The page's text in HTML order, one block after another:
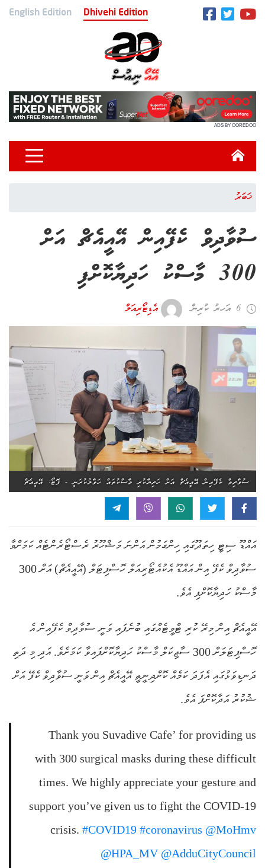
English Edition Dhivehi Edition
ADS BY OOREDOO
ޚަބަރު
ސުވާދިވް ކެފޭއިން އޭއީއެޗް އަށް
300 މާސްކު ހަދިޔާކޮށްފި
6 އަހރު ކުރިން އެޑިޓޯރިއަލް
ސުވާދިވް ކެފޭއިން އޭއީއެޗް އަށް ހަދިޔާކުރި މާސްކުތައް ހަވާލުކުރަނީ - ފޮޓޯ: އޭއީއެޗް
އައްޑޫ ސިޓީ ހިތަދޫގައި ހިންގަމުން އަންނަ މަޝްހޫރު ރެސްޓޯރެންޓެއް ކަމަށްވާ
ސުވާދިވް ކެފޭ އިން އައްޑޫ އެކުއެޓޯރިއަލް ހޮސްޕިޓަލް (އޭއީއެޗް) އަށް 300
މާސްކު ހަދިޔާކޮށްފި އެވެ.
އޭއީއެޗް އިން މިރޭ ކުރި ޓްވީޓެއްގައި ބުނެފައި ވަނީ ސުވާދިވް ކެފޭއިން އެ
ހޮސްޕިޓަލަށް 300 ސާޖިކަލް މާސްކު ހަދިޔާކޮށްފައިވާ ކަމަށެވެ. އަދި މި ދަތި
ދަނޑިވަޅުގައި އެފަދަ ކަމެއް ކޮށްދިނީތީ އޭއީއެޗް އިން ވަނީ ސުވާދިވް ކެފޭ އަށް
ޝުކުރު އަދާކޮށްފަ އެވެ.
Thank you Suvadive Cafe’ for providing us
with 300 surgical masks during these difficult
times. We highly appreciate your gesture and
support you’ve given us to fight the COVID-19
crisis. #COVID19 #coronavirus @MoHmv
@HPA_MV @AdduCityCouncil